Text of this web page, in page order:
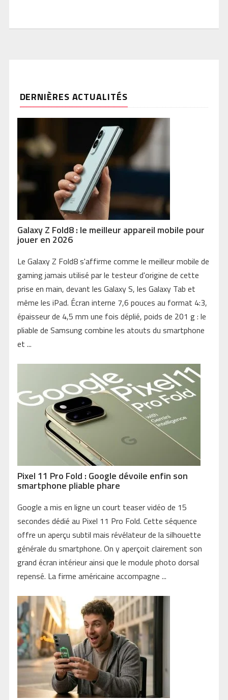
DERNIÈRES ACTUALITÉS
Galaxy Z Fold8 : le meilleur appareil mobile pour
jouer en 2026
Le Galaxy Z Fold8 s'affirme comme le meilleur mobile de
gaming jamais utilisé par le testeur d'origine de cette
prise en main, devant les Galaxy S, les Galaxy Tab et
même les iPad. Écran interne 7,6 pouces au format 4:3,
épaisseur de 4,5 mm une fois déplié, poids de 201 g : le
pliable de Samsung combine les atouts du smartphone
et ...
Pixel 11 Pro Fold : Google dévoile enfin son
smartphone pliable phare
Google a mis en ligne un court teaser vidéo de 15
secondes dédié au Pixel 11 Pro Fold. Cette séquence
offre un aperçu subtil mais révélateur de la silhouette
générale du smartphone. On y aperçoit clairement son
grand écran intérieur ainsi que le module photo dorsal
repensé. La firme américaine accompagne ...